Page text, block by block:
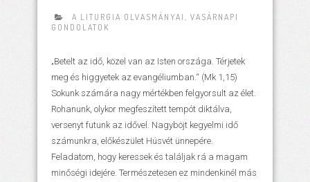
A LITURGIA OLVASMÁNYAI
VASÁRNAPI
GONDOLATOK
„Betelt az idő, közel van az Isten országa. Térjetek
meg és higgyetek az evangéliumban.“ (Mk 1,15)
Sokunk számára nagy mértékben felgyorsult az élet.
Rohanunk, olykor megfeszített tempót diktálva,
versenyt futunk az idővel. Nagyböjt kegyelmi idő
számunkra, előkészület Húsvét ünnepére.
Feladatom, hogy keressek és találjak rá a magam
minőségi idejére. Természetesen ez mindenkinél más